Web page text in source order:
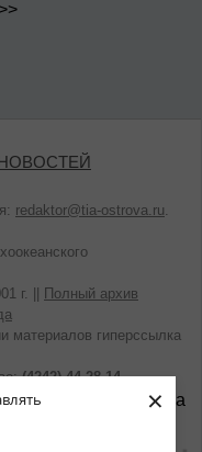
×
>>
redaktor@tia-ostrova.ru.
г. ||
Полный архив
материалов гиперссылка
(4242) 44-28-14.